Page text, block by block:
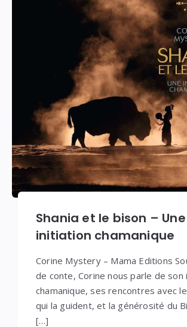
Shania et le bison – Une
initiation chamanique
Corine Mystery – Mama Editions
de conte, Corine nous parle de son
chamanique, ses rencontres avec
qui la guident, et la générosité du
[…]